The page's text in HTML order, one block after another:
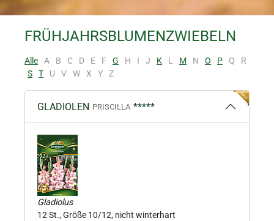
FRÜHJAHRSBLUMENZWIEBELN
Alle A B C D E F G H I J K L M N O P Q
R
S T U V W X Y Z
GLADIOLEN PRISCILLA *****
Gladiolus
12 St., Größe 10/12, nicht winterhart